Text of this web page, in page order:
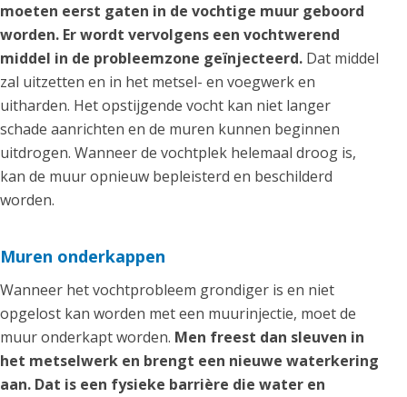
moeten eerst gaten in de vochtige muur geboord
worden. Er wordt vervolgens een vochtwerend
middel in de probleemzone geïnjecteerd. Dat middel
zal uitzetten en in het metsel- en voegwerk en
uitharden. Het opstijgende vocht kan niet langer
schade aanrichten en de muren kunnen beginnen
uitdrogen. Wanneer de vochtplek helemaal droog is,
kan de muur opnieuw bepleisterd en beschilderd
worden.
Muren onderkappen
Wanneer het vochtprobleem grondiger is en niet
opgelost kan worden met een muurinjectie, moet de
muur onderkapt worden. Men freest dan sleuven in
het metselwerk en brengt een nieuwe waterkering
aan. Dat is een fysieke barrière die water en